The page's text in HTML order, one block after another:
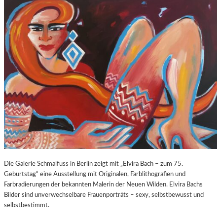
A
R
T
S
2
0
.
G
E
B
U
R
S
T
A
G
X
P
O
S
U
E
“
I
N
D
E
R
O
R
N
F
Die Galerie Schmalfuss in Berlin zeigt mit „Elvira Bach – zum 75.
Geburtstag“ eine Ausstellung mit Originalen, Farblithografien und
Farbradierungen der bekannten Malerin der Neuen Wilden. Elvira Bachs
Bilder sind unverwechselbare Frauenporträts – sexy, selbstbewusst und
selbstbestimmt.